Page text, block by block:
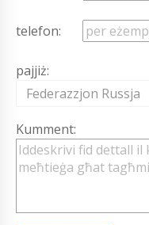
telefon:
pajjiż:
Federazzjon Russja
Kumment: